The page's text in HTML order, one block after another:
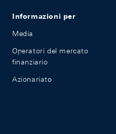
Informazioni per
Media
Operatori del mercato
finanziario
Azionariato